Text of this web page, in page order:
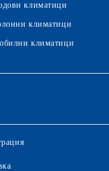
климатици
климатици
климатици